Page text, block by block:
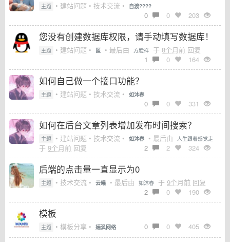
主题 • 建站问题 • 技术交流 • 自渡????
0 0 203
您没有创建数据库权限，请手动填写数据库！
主题 • 建站问题 • 匿 • 最后由 方脸祥 于 8个月前 回复
1
0 164
如何自己做一个接口功能？
主题 • 建站问题 • 技术交流 • 如沐春
0 0 331
如何在后台文章列表增加发布时间搜索？
主题 • 建站问题 • 技术交流 • 如沐春 • 最后由 人生跟着感觉走
于 9个月前 回复 2 2 324
后端的点击量一直显示为0
主题 • 技术交流 • 云曦 • 最后由 如沐春 于 9个月前 回复
2
0 190
模板
主题 • 模板分享 • 婳沨网络 0 0 405